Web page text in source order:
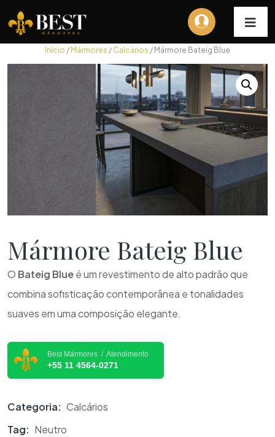
Início / Mármores / Calcários / Mármore Bateig Blue
Mármore Bateig Blue
O Bateig Blueé um revestimento de alto padrão que
combina sofisticação contemporânea e tonalidades
suaves em uma composição elegante.
Best Mármores / Atendimento
+55 11 4564-0271
Categoria: Calcários
Tag: Neutro